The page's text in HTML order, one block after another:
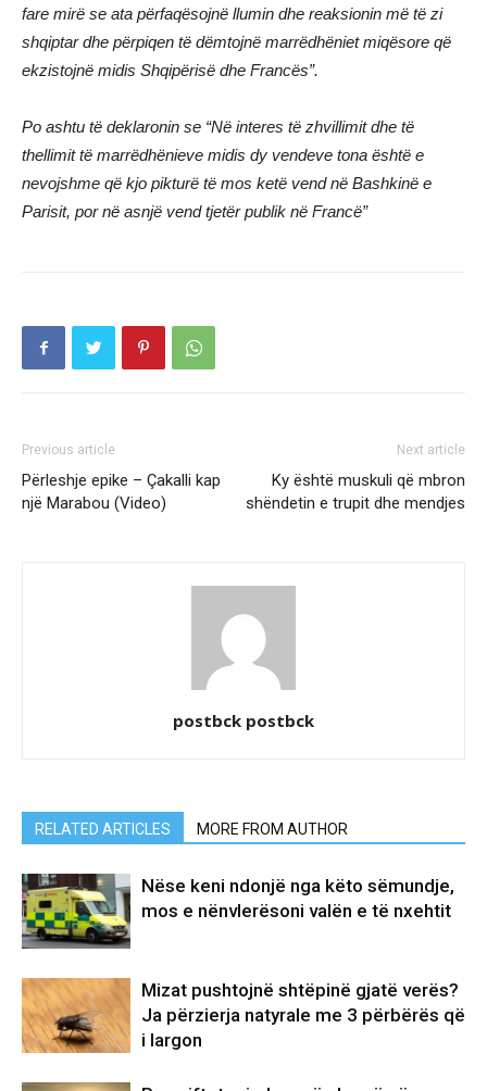
fare mirë se ata përfaqësojnë llumin dhe reaksionin më të zi
shqiptar dhe përpiqen të dëmtojnë marrëdhëniet miqësore që
ekzistojnë midis Shqipërisë dhe Francës”.
Po ashtu të deklaronin se “Në interes të zhvillimit dhe të
thellimit të marrëdhënieve midis dy vendeve tona është e
nevojshme që kjo pikturë të mos ketë vend në Bashkinë e
Parisit, por në asnjë vend tjetër publik në Francë”
Previous article
Përleshje epike – Çakalli kap
një Marabou (Video)
Next article
Ky është muskuli që mbron
shëndetin e trupit dhe mendjes
postbck postbck
RELATED ARTICLES MORE FROM AUTHOR
Nëse keni ndonjë nga këto sëmundje,
mos e nënvlerësoni valën e të nxehtit
Mizat pushtojnë shtëpinë gjatë verës?
Ja përzierja natyrale me 3 përbërës që
i largon